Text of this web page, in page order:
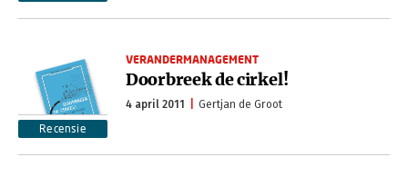
Recensie
VERANDERMANAGEMENT
Doorbreek de cirkel!
4 april 2011 Gertjan de Groot